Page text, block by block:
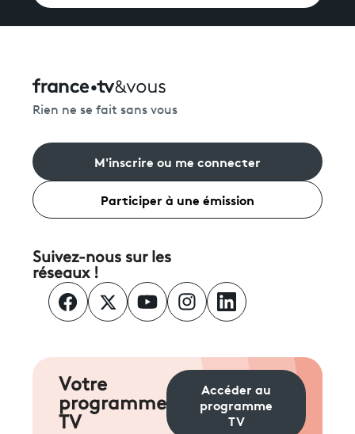
Rien ne se fait sans vous
M'inscrire ou me connecter
Participer à une émission
Suivez-nous sur les
réseaux !
Votre
programme
TV
Accéder au
programme
TV